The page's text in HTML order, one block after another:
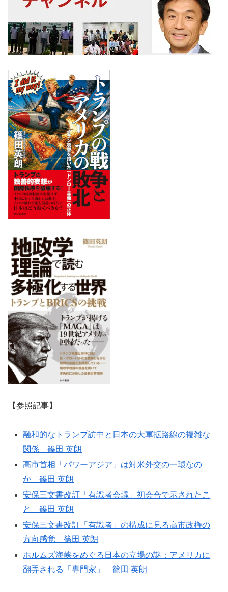
【参照記事】
融和的なトランプ訪中と日本の大軍拡路線の複雑な
関係 篠田 英朗
高市首相「パワーアジア」は対米外交の一環なの
か 篠田 英朗
安保三文書改訂「有識者会議」初会合で示されたこ
と 篠田 英朗
安保三文書改訂「有識者」の構成に見る高市政権の
方向感覚 篠田 英朗
ホルムズ海峡をめぐる日本の立場の謎：アメリカに
翻弄される「専門家」 篠田 英朗